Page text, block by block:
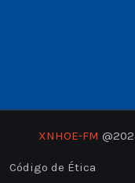
XNHOE-FM
Código de Ética